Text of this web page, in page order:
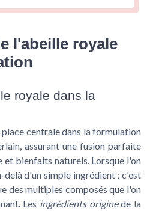
l'abeille royale
royale dans la
centrale dans la formulation
assurant une fusion parfaite
bienfaits naturels. Lorsque l'on
delà d'un simple ingrédient ; c'est
des multiples composés que l'on
Les ingrédients originede la